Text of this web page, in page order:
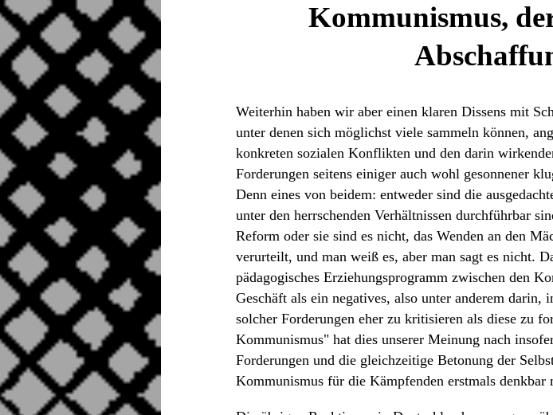
Kommunismus,
Weiterhin haben wir aber einen klaren Dissens mit
unter denen sich möglichst viele sammeln können,
konkreten sozialen Konflikten und den darin
Forderungen seitens einiger auch wohl gesonnener
Denn eines von beidem: entweder sind die
unter den herrschenden Verhältnissen durchführbar
Reform oder sie sind es nicht, das Wenden an den
verurteilt, und man weiß es, aber man sagt es nicht.
pädagogisches Erziehungsprogramm zwischen den
Geschäft als ein negatives, also unter anderem
solcher Forderungen eher zu kritisieren als diese zu
Kommunismus" hat dies unserer Meinung nach
Forderungen und die gleichzeitige Betonung der
Kommunismus für die Kämpfenden erstmals denkbar